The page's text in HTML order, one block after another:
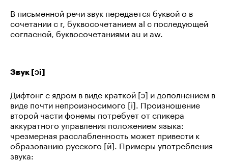
В письменной речи звук передается буквой o в
сочетании с r, буквосочетанием al с последующей
согласной, буквосочетаниями au и aw.
Звук [ɔi]
Дифтонг с ядром в виде краткой [ɔ] и дополнением в
виде почти непроизносимого [i]. Произношение
второй части фонемы потребует от спикера
аккуратного управления положением языка:
чрезмерная расслабленность может привести к
образованию русского [й]. Примеры употребления
звука: